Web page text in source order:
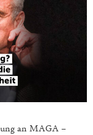
an MAGA –